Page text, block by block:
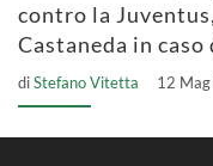
contro la
Castaneda in
diStefano Vitetta 12